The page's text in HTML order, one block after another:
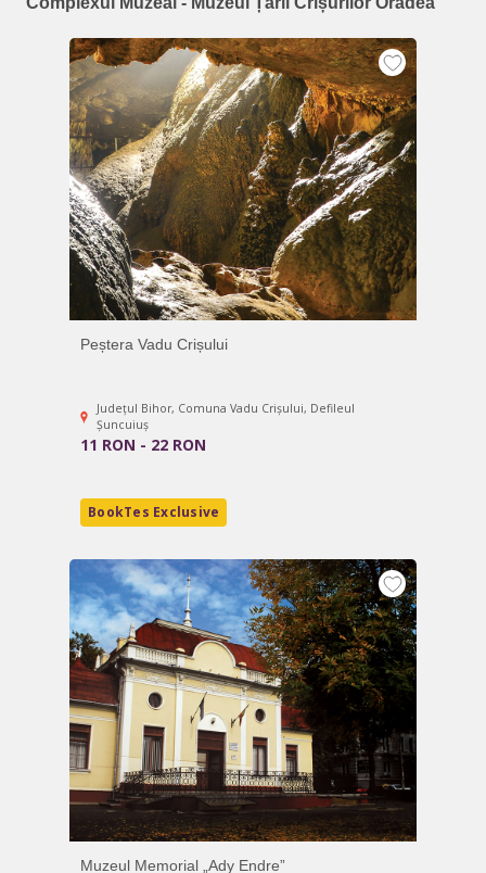
Peștera Vadu Crișului
Județul Bihor, Comuna Vadu Crișului, Defileul
Șuncuiuș
11 RON - 22 RON
BookTes Exclusive
Muzeul Memorial „Ady Endre”